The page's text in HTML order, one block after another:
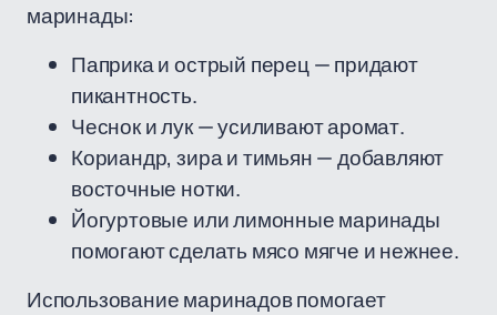
маринады:
Паприка и острый перец — придают
пикантность.
Чеснок и лук — усиливают аромат.
Кориандр, зира и тимьян — добавляют
восточные нотки.
Йогуртовые или лимонные маринады
помогают сделать мясо мягче и нежнее.
Использование маринадов помогает